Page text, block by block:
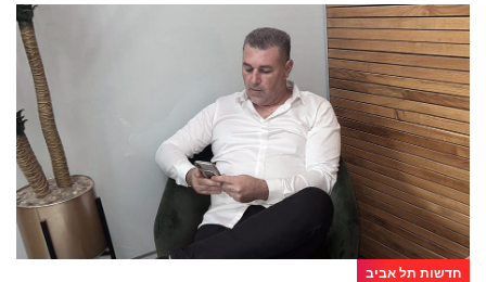
חדשות תל אביב